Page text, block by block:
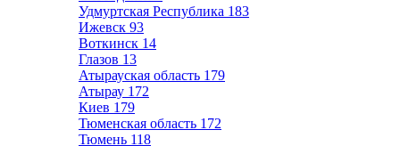
Удмуртская Республика 183
Ижевск 93
Воткинск 14
Глазов 13
Атырауская область 179
Атырау 172
Киев 179
Тюменская область 172
Тюмень 118